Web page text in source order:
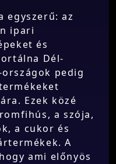
egyszerű: az
ipari
és
Dél-
pedig
Ezek közé
a szója,
a cukor és
A
ami előnyös